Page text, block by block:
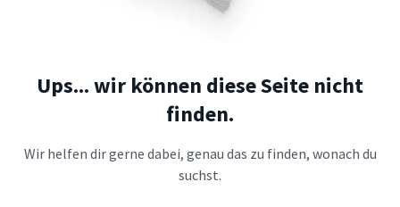
Ups... wir können diese Seite nicht
finden.
Wir helfen dir gerne dabei, genau das zu finden, wonach du
suchst.